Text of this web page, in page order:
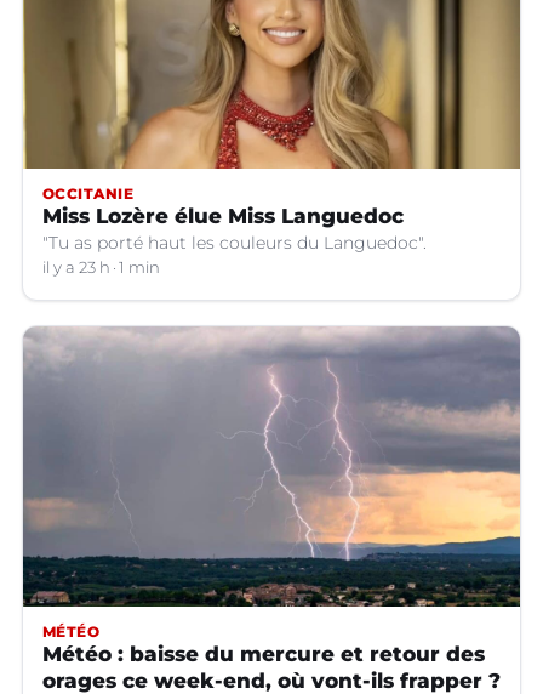
OCCITANIE
Miss Lozère élue Miss Languedoc
"Tu as porté haut les couleurs du Languedoc".
il y a 23 h 1 min
MÉTÉO
Météo : baisse du mercure et retour des
orages ce week-end, où vont-ils frapper ?